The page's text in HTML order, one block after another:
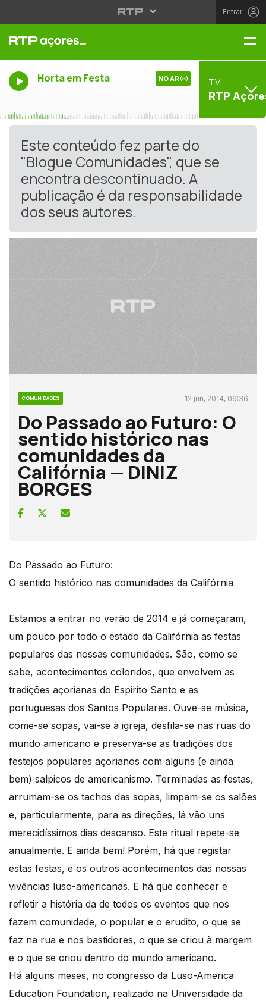
Entrar
Horta em Festa NO AR TV
RTP
Este conteúdo fez parte do
"Blogue Comunidades", que se
encontra descontinuado. A
publicação é da responsabilidade
dos seus autores.
COMUNIDADES 12 jun, 2014, 06:36
Do Passado ao Futuro: O
sentido histórico nas
comunidades da
Califórnia — DINIZ
BORGES
Do Passado ao Futuro:
O sentido histórico nas comunidades da Califórnia
Estamos a entrar no verão de 2014 e já começaram,
um pouco por todo o estado da Califórnia as festas
populares das nossas comunidades. São, como se
sabe, acontecimentos coloridos, que envolvem as
tradições açorianas do Espirito Santo e as
portuguesas dos Santos Populares. Ouve-se música,
come-se sopas, vai-se à igreja, desfila-se nas ruas do
mundo americano e preserva-se as tradições dos
festejos populares açorianos com alguns (e ainda
bem) salpicos de americanismo. Terminadas as festas,
arrumam-se os tachos das sopas, limpam-se os salões
e, particularmente, para as direções, lá vão uns
merecidíssimos dias descanso. Este ritual repete-se
anualmente. E ainda bem! Porém, há que registar
estas festas, e os outros acontecimentos das nossas
vivências luso-americanas. E há que conhecer e
refletir a história da de todos os eventos que nos
fazem comunidade, o popular e o erudito, o que se
faz na rua e nos bastidores, o que se criou à margem
e o que se criou dentro do mundo americano.
Há alguns meses, no congresso da Luso-America
Education Foundation, realizado na Universidade da